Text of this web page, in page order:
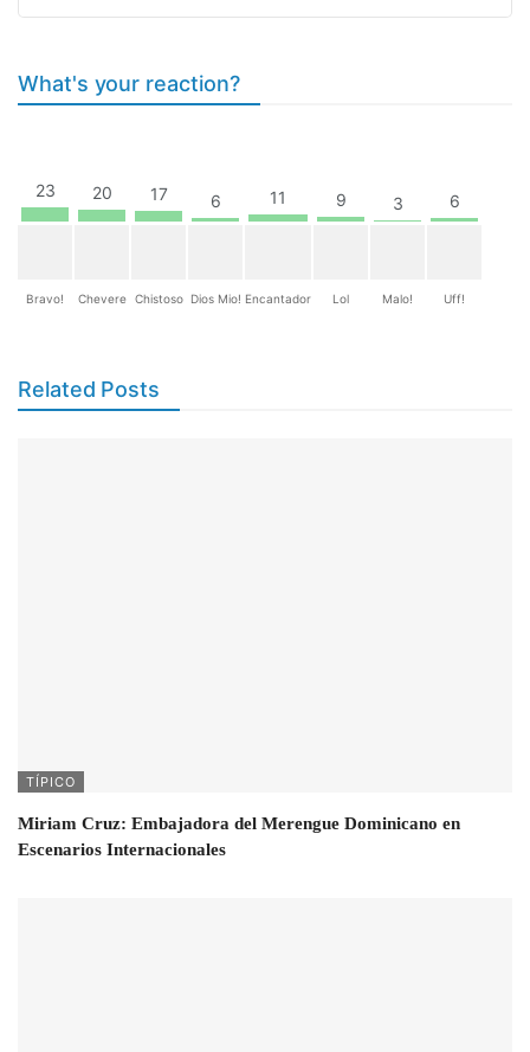
What's your reaction?
23
Bravo!
20
Chevere
17
Chistoso
6
Dios Mio!
11
Encantador
9
Lol
3
Malo!
6
Uff!
Related Posts
TÍPICO
Miriam Cruz: Embajadora del Merengue Dominicano en
Escenarios Internacionales